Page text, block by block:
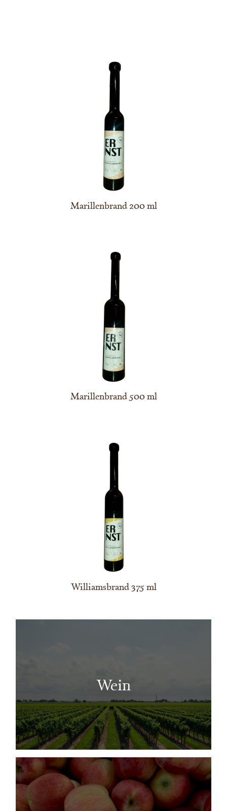
Marillenbrand 200 ml
Marillenbrand 500 ml
Williamsbrand 375 ml
Wein